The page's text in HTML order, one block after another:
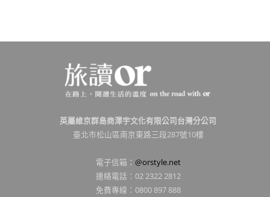
英屬維京群島商澤宇文化有限公司台灣分公司
臺北市松山區南京東路三段287號10樓
電子信箱： @orstyle.net
連絡電話：02 2322 2812
免費專線：0800 897 888